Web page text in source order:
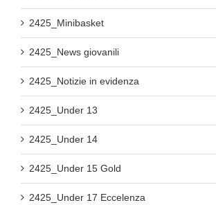
2425_Minibasket
2425_News giovanili
2425_Notizie in evidenza
2425_Under 13
2425_Under 14
2425_Under 15 Gold
2425_Under 17 Eccelenza